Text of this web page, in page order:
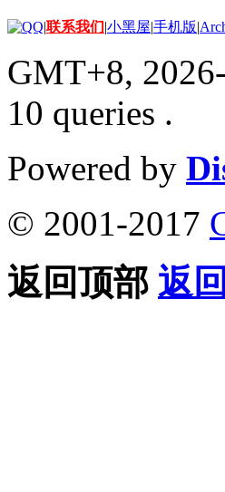
|联系我们|小黑屋|手机版|
GMT+8,
10 queries .
Powered by
© 2001-2017
返回顶部 返